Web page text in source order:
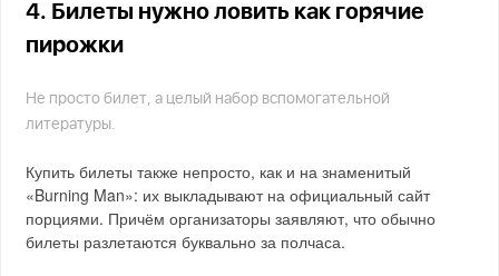
4. Билеты нужно ловить как горячие
пирожки
Не просто билет, а целый набор вспомогательной
литературы.
Купить билеты также непросто, как и на знаменитый
«Burning Man»: их выкладывают на официальный сайт
порциями. Причём организаторы заявляют, что обычно
билеты разлетаются буквально за полчаса.